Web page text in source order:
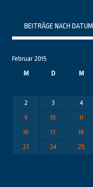
BEITRÄGE NACH DATUM
Februar 2015
M
D M
2
3 4
9
10 11
16
17 18
23
24 25